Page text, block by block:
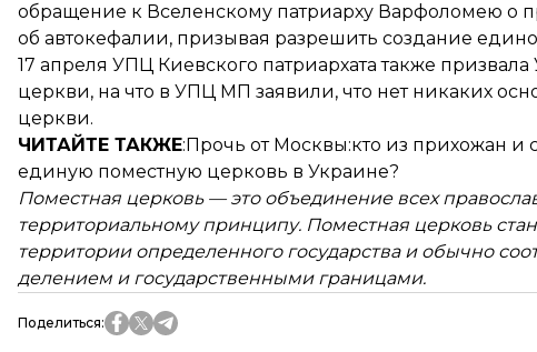
обращение к Вселенскому патриарху Варфоломею о
об автокефалии, призывая разрешить создание
17 апреля УПЦ Киевского патриархата также
церкви, на что в УПЦ МП заявили, что нет никаких
церкви.
ЧИТАЙТЕ ТАКЖЕ:Прочь от Москвы:кто из прихожан
единую поместную церковь в Украине?
Поместная церковь — это объединение всех
территориальному принципу. Поместная церковь
территории определенного государства и обычно
делением и государственными границами.
Поделиться: